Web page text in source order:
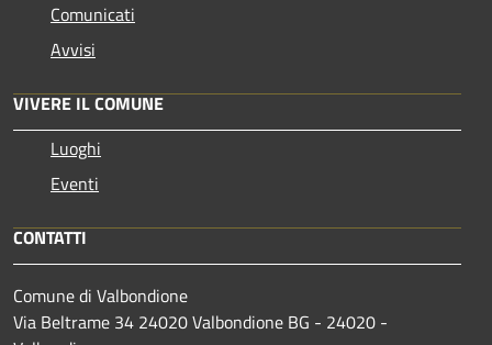
Comunicati
Avvisi
VIVERE IL COMUNE
Luoghi
Eventi
CONTATTI
Comune di Valbondione
Via Beltrame 34 24020 Valbondione BG - 24020 -